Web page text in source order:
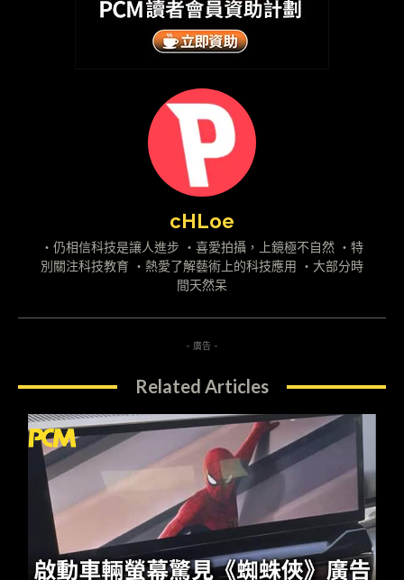
cHLoe
・仍相信科技是讓人進步 ・喜愛拍攝，上鏡極不自然 ・特
別關注科技教育 ・熱愛了解藝術上的科技應用 ・大部分時
間天然呆
- 廣告 -
Related Articles